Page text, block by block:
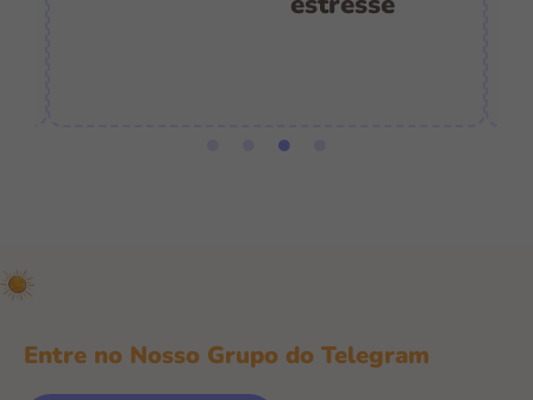
Entre no Nosso Grupo do Telegram